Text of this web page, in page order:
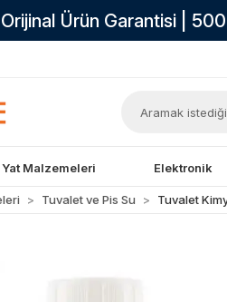
Ürün Garantisi |
Malzemeleri Elektronik
Tuvalet ve Pis Su Tuvalet